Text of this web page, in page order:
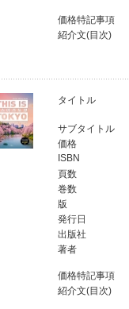
価格特記事項
紹介文(目次)
タイトル
サブタイトル
価格
ISBN
頁数
巻数
版
発行日
出版社
著者
価格特記事項
紹介文(目次)